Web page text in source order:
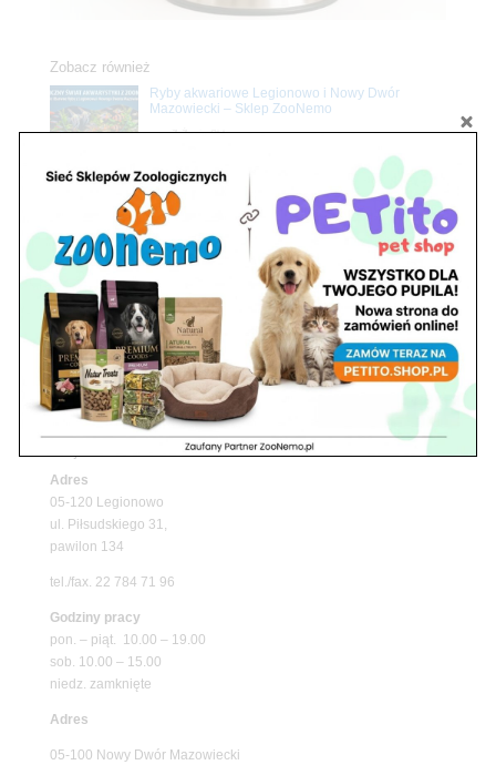
Zobacz również
Z Życia Sklepu
Ryby akwariowe Legionowo i Nowy Dwór
Mazowiecki – Sklep ZooNemo
Z Życia Sklepu
Stwórz podwodne arcydzieło: Najpiękniejsze
rośliny akwariowe w ZooNemo – Legionowo i
Nowy Dwór Mazowiecki
Upały wracają! Zadbaj o komfort swojego pupila
z matami chłodzącymi ZooNemo
Z Życia Sklepu
Petito Pet Shop – Internetowy Sklep Zoologiczny
Online! Wszystko Dla Twojego Pupila | ZooNemo
Adres
05-120 Legionowo
ul. Piłsudskiego 31,
pawilon 134
tel./fax. 22 784 71 96
Godziny pracy
pon. – piąt. 10.00 – 19.00
sob. 10.00 – 15.00
niedz. zamknięte
Adres
05-100 Nowy Dwór Mazowiecki